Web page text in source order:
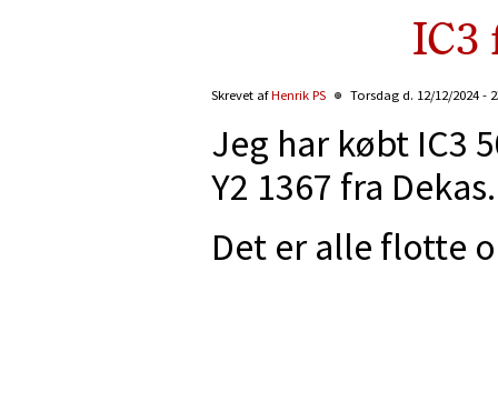
IC3
Skrevet afHenrik PS Torsdag d. 12/12/2024 -
Jeg har købt IC3
Y2 1367 fra Dekas.
Det er alle flotte